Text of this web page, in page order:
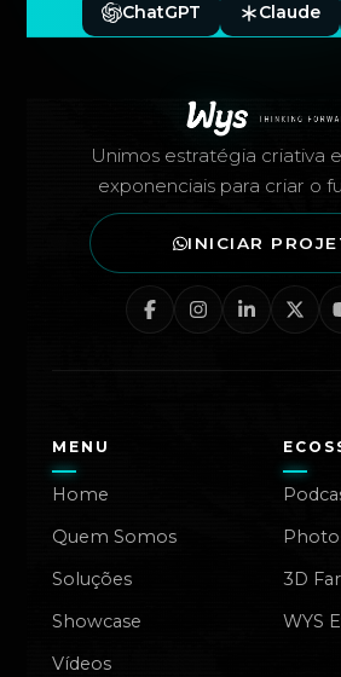
ChatGPT Claude
Unimos estratégia criativa
exponenciais para criar o
INICIAR
MENU
Home
Quem Somos
Soluções
Showcase
Vídeos
3D
WYS